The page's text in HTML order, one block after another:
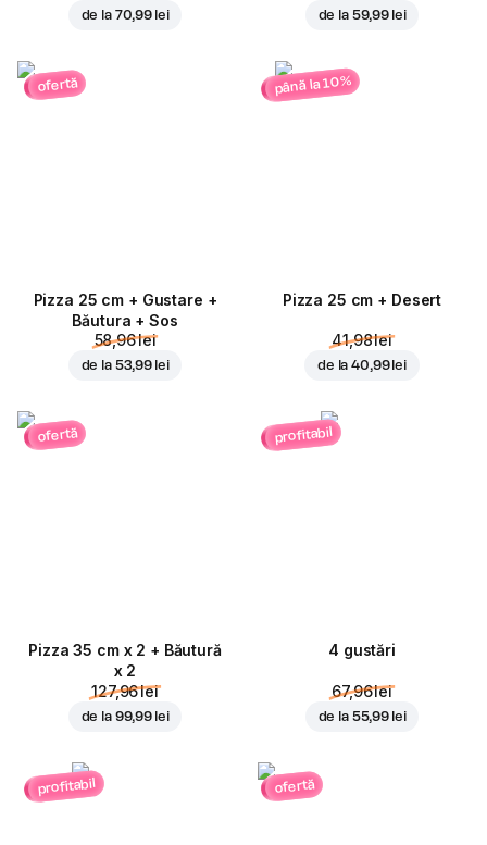
de la 70,99 lei de la 59,99 lei
ofertă
Pizza 25 cm + Gustare +
Băutura + Sos
58,96 lei
de la 53,99 lei
până la 10%
Pizza 25 cm + Desert
41,98 lei
de la40,99 lei
ofertă
Pizza 35 cm x 2 + Băutură
x 2
127,96 lei
de la 99,99 lei
profitabil
4 gustări
67,96 lei
de la 55,99 lei
profitabil ofertă